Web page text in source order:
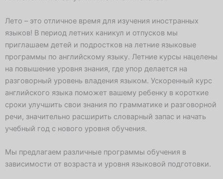
r
a
m
-
p
l
a
a
p
p
Лето – это отличное время для изучения иностранных
языков! В период летних каникул и отпусков мы
приглашаем детей и подростков на летние языковые
программы по английскому языку. Летние курсы нацелены
на повышение уровня знания, где упор делается на
разговорный уровень владения языком. Ускоренный курс
английского языка поможет вашему ребенку в короткие
сроки улучшить свои знания по грамматике и разговорной
речи, значительно расширить словарный запас и начать
учебный год с нового уровня обучения.
Мы предлагаем различные программы обучения в
зависимости от возраста и уровня языковой подготовки.